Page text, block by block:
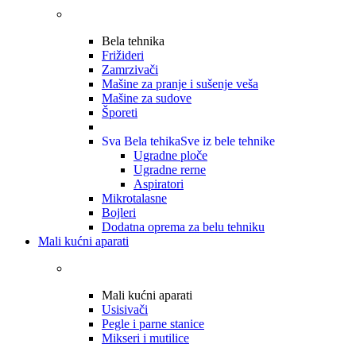
Bela tehnika
Frižideri
Zamrzivači
Mašine za pranje i sušenje veša
Mašine za sudove
Šporeti
Sva Bela tehikaSve iz bele tehnike
Ugradne ploče
Ugradne rerne
Aspiratori
Mikrotalasne
Bojleri
Dodatna oprema za belu tehniku
Mali kućni aparati
Mali kućni aparati
Usisivači
Pegle i parne stanice
Mikseri i mutilice